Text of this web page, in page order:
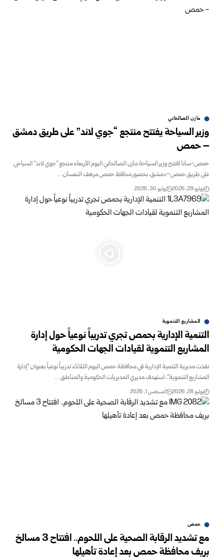
مازن الصالحاني
وزير السياحة يفتتح منتجع “جوي لاند” على طريق دمشق
– حمص
حمص-سانا افتتح وزير السياحة مازن الصالحاني اليوم الأربعاء منتجع "جوي لاند" السياحي
على طريق حمص–دمشق، بحضور محافظ حمص مرهف النعسان…
يوليو 29, 2026 يوليو 30, 2026
المشاريع التنموية
التنمية الإدارية بحمص تجري تدريباً نوعياً حول إدارة
المشاريع التنموية لقيادات الجهات الحكومية
نفذت مديرية التنمية الإدارية في محافظة حمص اليوم الثلاثاء تدريباً نوعياً بعنوان "إدارة
المشاريع التنموية"، استهدف مديري المديريات الحكومية والمناطق…
يوليو 28, 2026 أغسطس 1, 2026
حمص
مع تشديد الرقابة الصحية على اللحوم.. افتتاح 3 مسالخ
بريف محافظة حمص بعد إعادة تأهيلها